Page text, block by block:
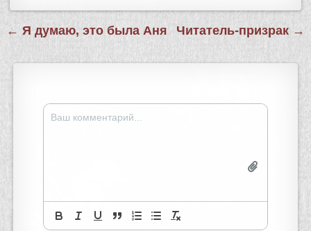
Навигация
записям
← Я думаю, это была Аня Читатель-призрак →